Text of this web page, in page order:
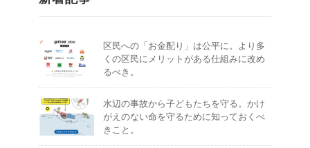
区民への「お金配り」は公平に。より多
くの区民にメリットがある仕組みに改め
るべき。
水辺の事故から子どもたちを守る。かけ
がえのない命を守るために知っておくべ
きこと。